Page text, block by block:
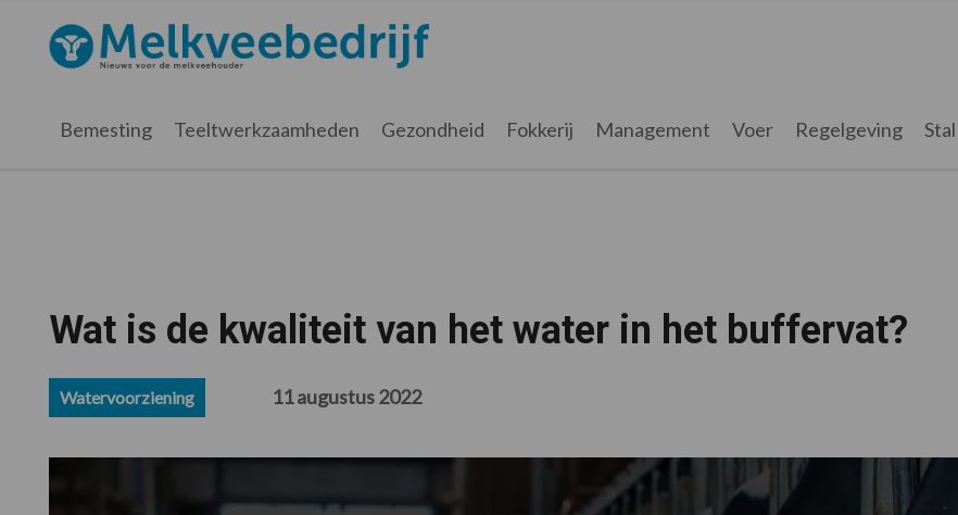
hoofdnavigatie
hoofd
eerste
voettekst
Melkveebedrijf.nl
Bemesting Teeltwerkzaamheden Gezondheid Fokkerij Management Voer Regelgeving Stal
Wat is de kwaliteit van het water in het buffervat?
Watervoorziening 11 augustus 2022